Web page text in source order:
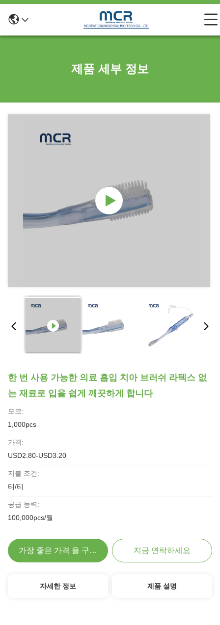
제품 세부 정보
한 번 사용 가능한 의료 흡입 치아 브러쉬 라텍스 없
는 재료로 입을 쉽게 깨끗하게 합니다
모크:
1,000pcs
가격:
USD2.80-USD3.20
지불 조건:
티/티
공급 능력:
100,000pcs/월
가장 좋은 가격 을 구하라 지금 연락하세요
자세한 정보 제품 설명